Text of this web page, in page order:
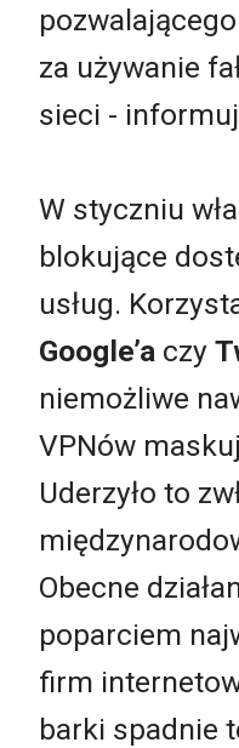
za używanie
sieci -
W styczniu
blokujące
usług.
Google’a czy
niemożliwe
VPNów
Uderzyło to
Obecne
poparciem
firm
barki spadnie